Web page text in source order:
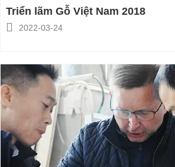
Triển lãm Gỗ Việt Nam 2018

2022-03-24